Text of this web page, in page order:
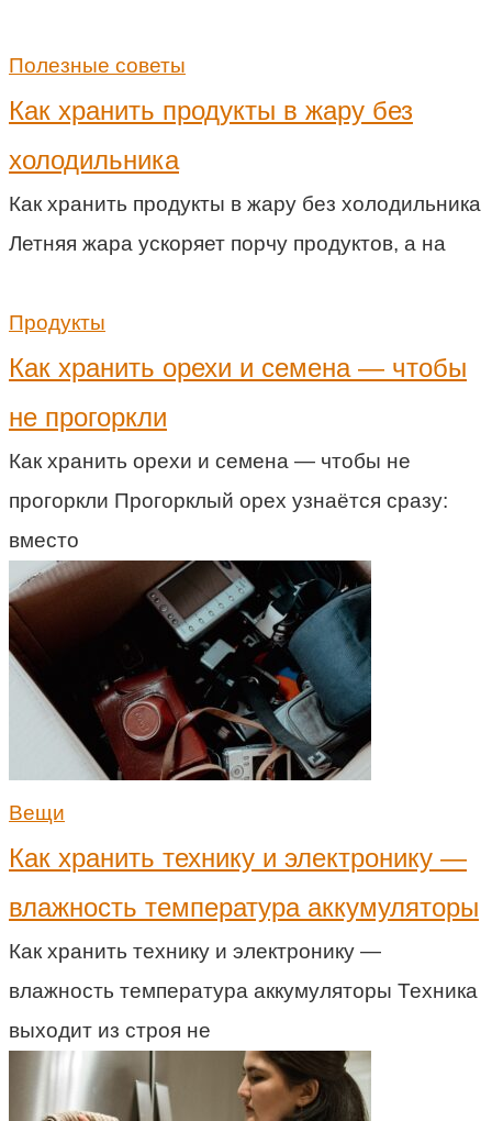
Полезные советы
Как хранить продукты в жару без
холодильника
Как хранить продукты в жару без холодильника
Летняя жара ускоряет порчу продуктов, а на
Продукты
Как хранить орехи и семена — чтобы
не прогоркли
Как хранить орехи и семена — чтобы не
прогоркли Прогорклый орех узнаётся сразу:
вместо
Вещи
Как хранить технику и электронику —
влажность температура аккумуляторы
Как хранить технику и электронику —
влажность температура аккумуляторы Техника
выходит из строя не